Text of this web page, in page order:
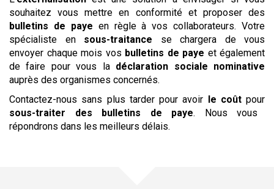
souhaitez vous mettre en conformité et proposer des
bulletins de paye en règle à vos collaborateurs. Votre
spécialiste en sous-traitance se chargera de vous
envoyer chaque mois vos bulletins de paye et également
de faire pour vous la déclaration sociale nominative
auprès des organismes concernés.
Contactez-nous sans plus tarder pour avoir le coût pour
sous-traiter
des bulletins de paye. Nous vous
répondrons dans les meilleurs délais.